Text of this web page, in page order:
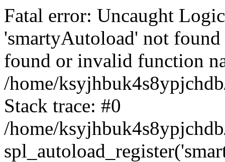
Fatal error: Uncaught
'smartyAutoload' not
found or invalid function
/home/
Stack trace: #0
/home/